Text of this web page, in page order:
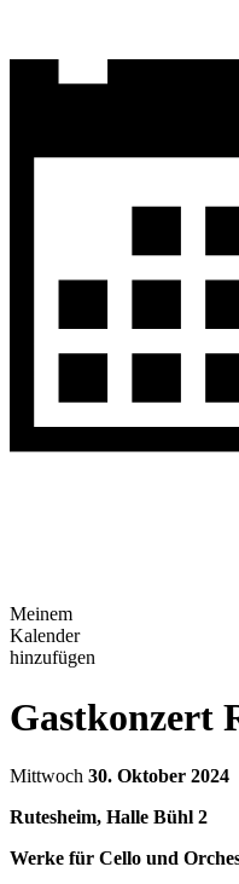
Meinem
Kalender
hinzufügen
Gastkonzert
Mittwoch 30. Oktober 2024
Rutesheim, Halle Bühl 2
Werke für Cello und